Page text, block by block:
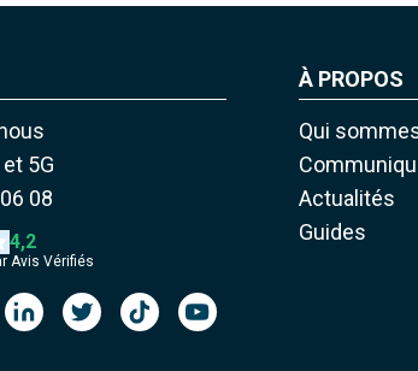
5G
08
4,2
Avis Vérifiés
À PROPOS
Qui
Actualités
Guides